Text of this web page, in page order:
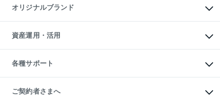
アパート経営
収益物件
ビル購入（ビル一棟）
投資用不動産の売却査定
事業用不動産の売却査定
マンションライブラリー
人気マンションランキング
暮らしに役立つ不動産メディア
不動産相場・不動産価格情報
不動産コラム・ニュース
不動産用語集
不動産なんでもネット相談室
住まいの税金
オリジナルブランド
一棟リノベーションマンション
L`GENTE（ルジェンテ）
区分リノベーションマンション
投資用一棟レジデンスWELL
不動産小口投資
LEGACIA（レガシア）
資産運用・活用
不動産M&A
アセットマネジメント・出資
各種サポート
相続サポート
リフォームサポート
ご契約者さまへ